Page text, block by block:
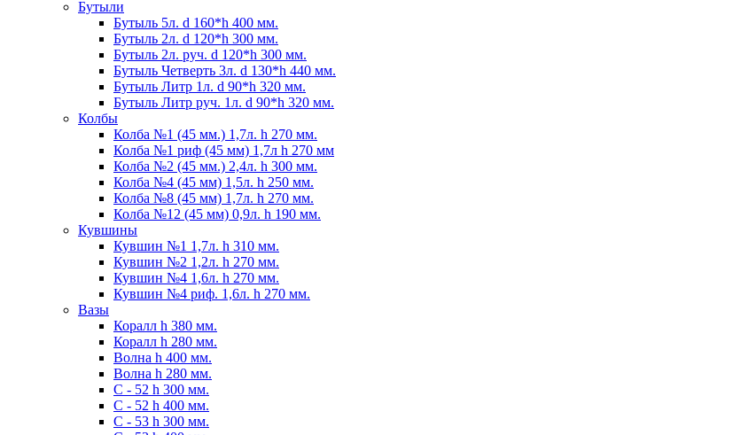
Бутыли
Бутыль 5л. d 160*h 400 мм.
Бутыль 2л. d 120*h 300 мм.
Бутыль 2л. руч. d 120*h 300 мм.
Бутыль Четверть 3л. d 130*h 440 мм.
Бутыль Литр 1л. d 90*h 320 мм.
Бутыль Литр руч. 1л. d 90*h 320 мм.
Колбы
Колба №1 (45 мм.) 1,7л. h 270 мм.
Колба №1 риф (45 мм) 1,7л h 270 мм
Колба №2 (45 мм.) 2,4л. h 300 мм.
Колба №4 (45 мм) 1,5л. h 250 мм.
Колба №8 (45 мм) 1,7л. h 270 мм.
Колба №12 (45 мм) 0,9л. h 190 мм.
Кувшины
Кувшин №1 1,7л. h 310 мм.
Кувшин №2 1,2л. h 270 мм.
Кувшин №4 1,6л. h 270 мм.
Кувшин №4 риф. 1,6л. h 270 мм.
Вазы
Коралл h 380 мм.
Коралл h 280 мм.
Волна h 400 мм.
Волна h 280 мм.
C - 52 h 300 мм.
C - 52 h 400 мм.
С - 53 h 300 мм.